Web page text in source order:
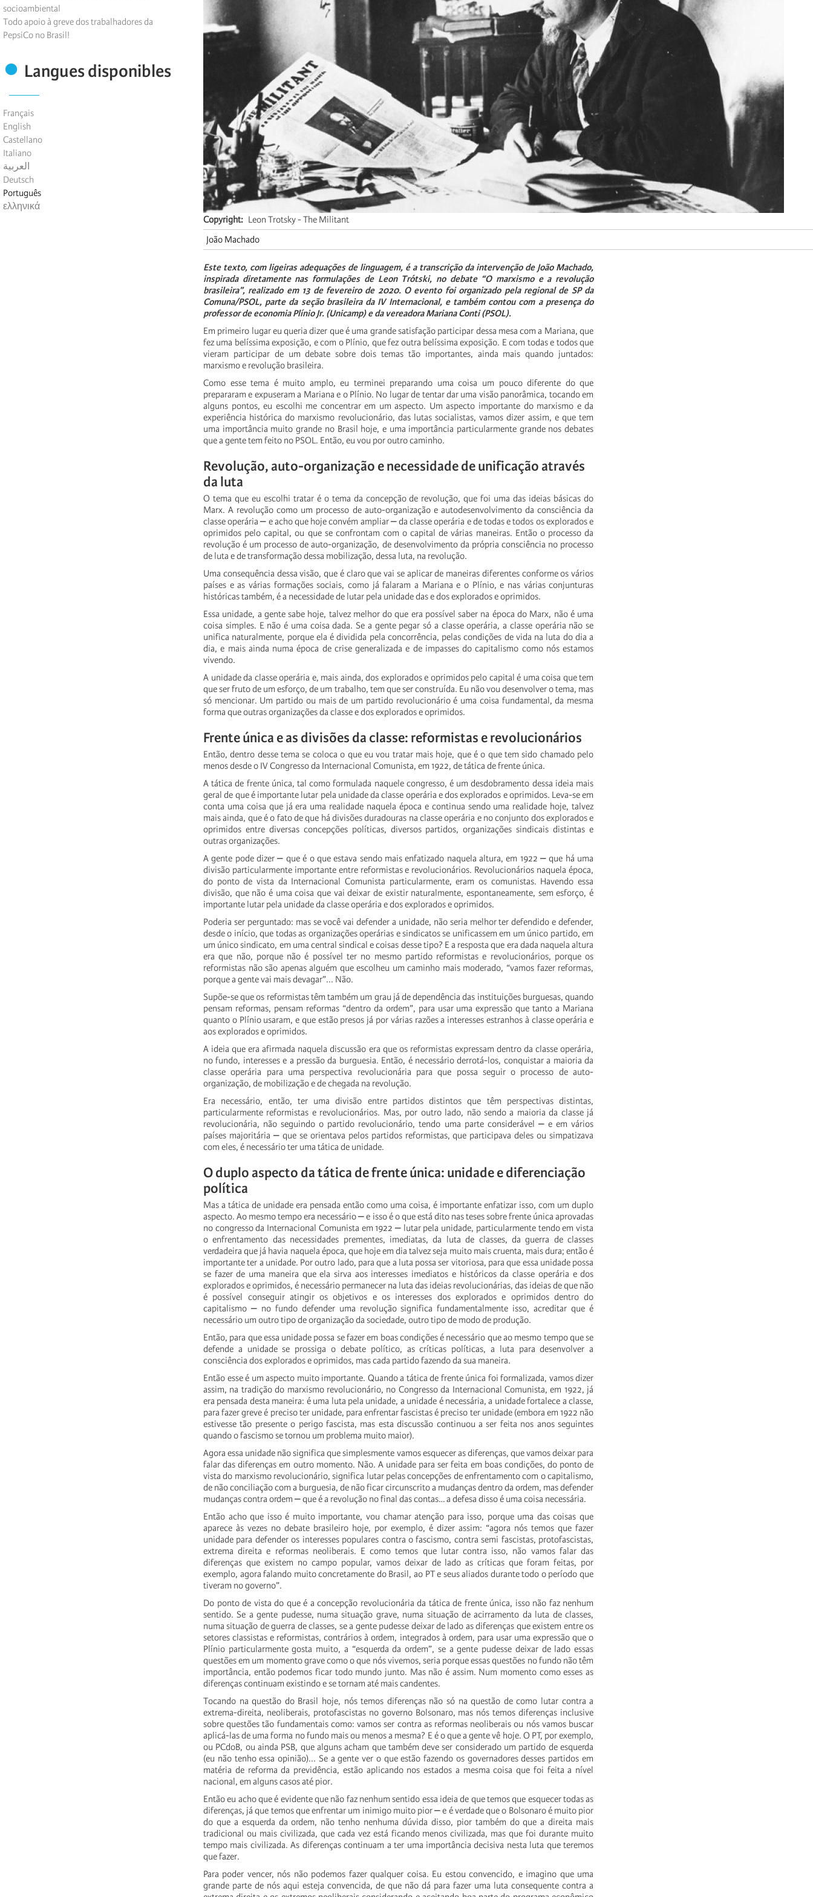
socioambiental
Todo apoio à greve dos trabalhadores da
PepsiCo no Brasil!
Langues disponibles
Français
English
Castellano
Italiano
العربية
Deutsch
Português
ελληνικά
Copyright
Leon Trotsky - The Militant
João Machado
Este texto, com ligeiras adequações de linguagem, é a transcrição da intervenção de João Machado,
inspirada diretamente nas formulações de Leon Trótski, no debate “O marxismo e a revolução
brasileira”, realizado em 13 de fevereiro de 2020. O evento foi organizado pela regional de SP da
Comuna/PSOL, parte da seção brasileira da IV Internacional, e também contou com a presença do
professor de economia Plínio Jr. (Unicamp) e da vereadora Mariana Conti (PSOL).
Em primeiro lugareuqueria dizer queé uma grandesatisfação participar dessa mesa com a Mariana, que
fez uma belíssima exposição, ecom o Plínio, quefez outra belíssima exposição. Ecom todase todosque
vieram participar de um debate sobre dois temas tão importantes, ainda mais quando juntados:
marxismoe revolução brasileira.
Como esse tema é muito amplo, eu terminei preparando uma coisa um pouco diferente do que
prepararam e expuseram a Mariana e o Plínio. No lugarde tentardar uma visão panorâmica, tocandoem
alguns pontos, eu escolhi me concentrar em um aspecto. Um aspecto importante do marxismo e da
experiência histórica do marxismo revolucionário, das lutas socialistas, vamos dizer assim, e que tem
uma importância muito grande no Brasil hoje, e uma importância particularmente grande nos debates
quea gentetem feito no PSOL. Então, euvou poroutrocaminho.
Revolução, auto-organização enecessidadedeunificação através
da luta
O tema que eu escolhi tratar é o tema da concepção de revolução, que foi uma das ideias básicas do
Marx. A revolução como um processo de auto-organização e autodesenvolvimento da consciência da
classeoperária ⎼ eachoque hojeconvém ampliar⎼da classeoperária edetodasetodos osexploradose
oprimidos pelo capital, ou que se confrontam com o capital de várias maneiras. Então o processo da
revolução é um processo de auto-organização, de desenvolvimento da própria consciência no processo
de luta edetransformaçãodessa mobilização, dessa luta, na revolução.
Uma consequência dessa visão, que é claro que vai se aplicar de maneiras diferentes conforme os vários
países e as várias formações sociais, como já falaram a Mariana e o Plínio, e nas várias conjunturas
históricastambém, éa necessidadede lutar pela unidadedasedosexploradoseoprimidos.
Essa unidade, a gente sabe hoje, talvez melhor do que era possível saber na época do Marx, não é uma
coisa simples. E não é uma coisa dada. Se a gente pegar só a classe operária, a classe operária não se
unifica naturalmente, porque ela é dividida pela concorrência, pelas condições de vida na luta do dia a
dia, e mais ainda numa época de crise generalizada e de impasses do capitalismo como nós estamos
vivendo.
A unidadeda classeoperária e, mais ainda, dos exploradose oprimidos pelo capital é uma coisa quetem
queserfrutode um esforço, de um trabalho, tem queserconstruída. Eu nãovoudesenvolverotema, mas
só mencionar. Um partido ou mais de um partido revolucionário é uma coisa fundamental, da mesma
forma queoutrasorganizaçõesda classeedosexploradoseoprimidos.
Frenteúnica eas divisões da classe: reformistas erevolucionários
Então, dentro desse tema se coloca o que eu vou tratar mais hoje, que é o que tem sido chamado pelo
menosdesdeo IV Congressoda Internacional Comunista, em 1922, detática defrente única.
A tática de frente única, tal como formulada naquele congresso, é um desdobramento dessa ideia mais
geral de queé importante lutar pela unidadeda classe operária edosexplorados eoprimidos. Leva-seem
conta uma coisa que já era uma realidade naquela época e continua sendo uma realidade hoje, talvez
maisainda, queéo fatodeque há divisõesduradouras na classeoperária e noconjunto dosexploradose
oprimidos entre diversas concepções políticas, diversos partidos, organizações sindicais distintas e
outrasorganizações.
A gente pode dizer ⎼ que é o que estava sendo mais enfatizado naquela altura, em 1922 ⎼ que há uma
divisão particularmente importante entre reformistas e revolucionários. Revolucionários naquela época,
do ponto de vista da Internacional Comunista particularmente, eram os comunistas. Havendo essa
divisão, que não é uma coisa que vai deixar de existir naturalmente, espontaneamente, sem esforço, é
importante lutar pela unidadeda classeoperária edosexploradoseoprimidos.
Poderia ser perguntado: mas se você vai defender a unidade, não seria melhor ter defendido e defender,
desdeo início, que todasas organizaçõesoperárias esindicatosse unificassem em um único partido, em
um únicosindicato, em uma central sindical ecoisas dessetipo? Ea resposta que era dada naquela altura
era que não, porque não é possível ter no mesmo partido reformistas e revolucionários, porque os
reformistas não são apenas alguém que escolheu um caminho mais moderado, “vamos fazer reformas,
porquea gentevai maisdevagar”... Não.
Supõe-sequeos reformistastêm também um grau já dedependência das instituições burguesas, quando
pensam reformas, pensam reformas “dentro da ordem”, para usar uma expressão que tanto a Mariana
quanto o Plínio usaram, e que estão presos já por várias razões a interesses estranhos à classe operária e
aosexploradoseoprimidos.
A ideia que era afirmada naquela discussão era que os reformistas expressam dentro da classe operária,
no fundo, interesses e a pressão da burguesia. Então, é necessário derrotá-los, conquistar a maioria da
classe operária para uma perspectiva revolucionária para que possa seguir o processo de auto-
organização, de mobilizaçãoedechegada na revolução.
Era
necessário, então, ter uma divisão entre partidos distintos que têm perspectivas distintas,
particularmente reformistas e revolucionários. Mas, por outro lado, não sendo a maioria da classe já
revolucionária, não seguindo o partido revolucionário, tendo uma parte considerável ⎼ e em vários
países majoritária ⎼ que se orientava pelos partidos reformistas, que participava deles ou simpatizava
com eles, é necessárioter uma tática de unidade.
Oduplo aspecto datática defrenteúnica: unidadeediferenciação
política
Mas a tática de unidade era pensada então como uma coisa, é importante enfatizar isso, com um duplo
aspecto. Ao mesmotempoera necessário⎼e issoéoqueestá dito nastesessobrefrente única aprovadas
no congresso da Internacional Comunista em 1922 ⎼ lutar pela unidade, particularmente tendo em vista
o enfrentamento das necessidades prementes, imediatas, da luta de classes, da guerra de classes
verdadeira que já havia naquela época, que hojeem dia talvezseja muito maiscruenta, maisdura; entãoé
importanteter a unidade. Poroutro lado, para que a luta possa ser vitoriosa, para que essa unidade possa
se fazer de uma maneira que ela sirva aos interesses imediatos e históricos da classe operária e dos
exploradoseoprimidos, é necessário permanecer na luta das ideias revolucionárias, das ideiasdeque não
é possível conseguir atingir os objetivos e os interesses dos explorados e oprimidos dentro do
capitalismo ⎼ no fundo defender uma revolução significa fundamentalmente isso, acreditar que é
necessário um outrotipodeorganizaçãoda sociedade, outrotipode modode produção.
Então, para queessa unidade possa sefazerem boascondiçõesé necessário queao mesmo tempoquese
defende a unidade se prossiga o debate político, as críticas políticas, a luta para desenvolver a
consciência dosexploradoseoprimidos, mascada partidofazendoda sua maneira.
Então esseé um aspecto muito importante. Quandoa tática de frente única foi formalizada, vamosdizer
assim, na tradição do marxismo revolucionário, no Congresso da Internacional Comunista, em 1922, já
era pensada desta maneira: é uma luta pela unidade, a unidade é necessária, a unidadefortalece a classe,
para fazergreveé precisoter unidade, para enfrentarfascistasé preciso ter unidade (embora em 1922 não
estivesse tão presente o perigo fascista, mas esta discussão continuou a ser feita nos anos seguintes
quandoofascismosetornou um problema muito maior).
Agora essa unidade nãosignifica quesimplesmente vamosesquecerasdiferenças, quevamosdeixar para
falar das diferenças em outro momento. Não. A unidade para ser feita em boas condições, do ponto de
vista do marxismo revolucionário, significa lutar pelasconcepções deenfrentamentocom ocapitalismo,
de nãoconciliaçãocom a burguesia, de nãoficarcircunscritoa mudançasdentroda ordem, masdefender
mudançascontra ordem ⎼queéa revolução nofinal dascontas…a defesa dissoé uma coisa necessária.
Então acho que isso é muito importante, vou chamar atenção para isso, porque uma das coisas que
aparece às vezes no debate brasileiro hoje, por exemplo, é dizer assim: “agora nós temos que fazer
unidade para defender os interesses populares contra o fascismo, contra semi fascistas, protofascistas,
extrema direita e reformas neoliberais. E como temos que lutar contra isso, não vamos falar das
diferenças que existem no campo popular, vamos deixar de lado as críticas que foram feitas, por
exemplo, agora falando muitoconcretamente do Brasil, ao PTe seusaliados durantetodo o período que
tiveram nogoverno”.
Do ponto de vista do que é a concepção revolucionária da tática de frente única, isso não faz nenhum
sentido. Se a gente pudesse, numa situação grave, numa situação de acirramento da luta de classes,
numa situação deguerra declasses, sea gente pudesse deixarde lado asdiferenças queexistem entreos
setores classistas e reformistas, contrários à ordem, integrados à ordem, para usar uma expressão que o
Plínio particularmente gosta muito, a “esquerda da ordem”, se a gente pudesse deixar de lado essas
questõesem um momentogravecomooque nósvivemos, seria porqueessasquestões nofundo nãotêm
importância, então podemos ficar todo mundo junto. Mas não é assim. Num momento como esses as
diferençascontinuam existindoesetornam até maiscandentes.
Tocando na questão do Brasil hoje, nós temos diferenças não só na questão de como lutar contra a
extrema-direita, neoliberais, protofascistas no governo Bolsonaro, mas nós temos diferenças inclusive
sobre questões tão fundamentais como: vamos ser contra as reformas neoliberais ou nós vamos buscar
aplicá-lasde uma forma nofundo maisou menosa mesma? Eéoquea gentevê hoje. O PT, porexemplo,
ou PCdoB, ou ainda PSB, que alguns acham que também deve ser considerado um partido de esquerda
(eu não tenho essa opinião)... Se a gente ver o que estão fazendo os governadores desses partidos em
matéria de reforma da previdência, estão aplicando nos estados a mesma coisa que foi feita a nível
nacional, em algunscasosaté pior.
Entãoeu achoqueé evidenteque não faz nenhum sentido essa ideia de quetemosque esquecertodasas
diferenças, já que temosqueenfrentar um inimigo muito pior⎼e éverdadequeo Bolsonaroé muito pior
do que a esquerda da ordem, não tenho nenhuma dúvida disso, pior também do que a direita mais
tradicional ou mais civilizada, que cada vez está ficando menos civilizada, mas que foi durante muito
tempo mais civilizada. As diferenças continuam a ter uma importância decisiva nesta luta que teremos
quefazer.
Para poder vencer, nós não podemos fazer qualquer coisa. Eu estou convencido, e imagino que uma
grande parte de nós aqui esteja convencida, de que não dá para fazer uma luta consequente contra a